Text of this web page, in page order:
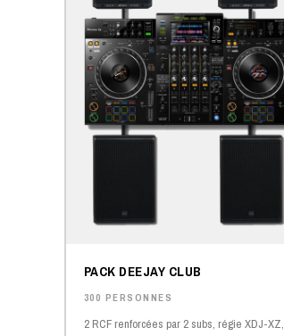
PACK DEEJAY CLUB
300 PERSONNES
2 RCF renforcées par 2 subs, régie XDJ-XZ,